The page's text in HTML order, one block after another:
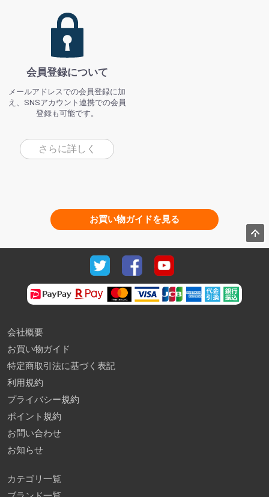
会員登録について
メールアドレスでの会員登録に加
え、SNSアカウント連携での会員
登録も可能です。
さらに詳しく
お買い物ガイドを見る
会社概要
お買い物ガイド
特定商取引法に基づく表記
利用規約
プライバシー規約
ポイント規約
お問い合わせ
お知らせ
カテゴリ一覧